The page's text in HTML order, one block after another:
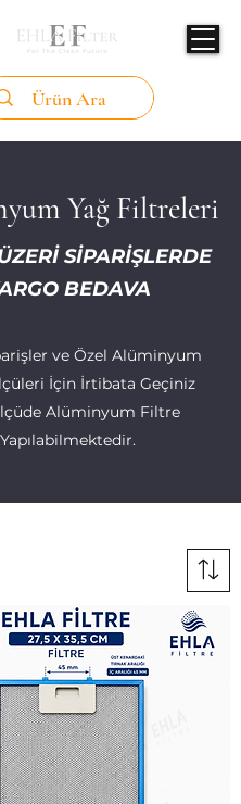
Yağ Filtreleri
SİPARİŞLERDE
BEDAVA
ve Özel Alüminyum
İçin İrtibata Geçiniz
Alüminyum Filtre
Yapılabilmektedir.